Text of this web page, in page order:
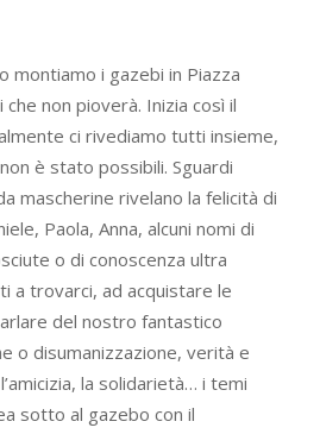
montiamo i gazebi in Piazza
non pioverà. Inizia così il
ci rivediamo tutti insieme,
è stato possibili. Sguardi
mascherine rivelano la felicità di
Paola, Anna, alcuni nomi di
o di conoscenza ultra
a trovarci, ad acquistare le
del nostro fantastico
o disumanizzazione, verità e
la solidarietà… i temi
sotto al gazebo con il